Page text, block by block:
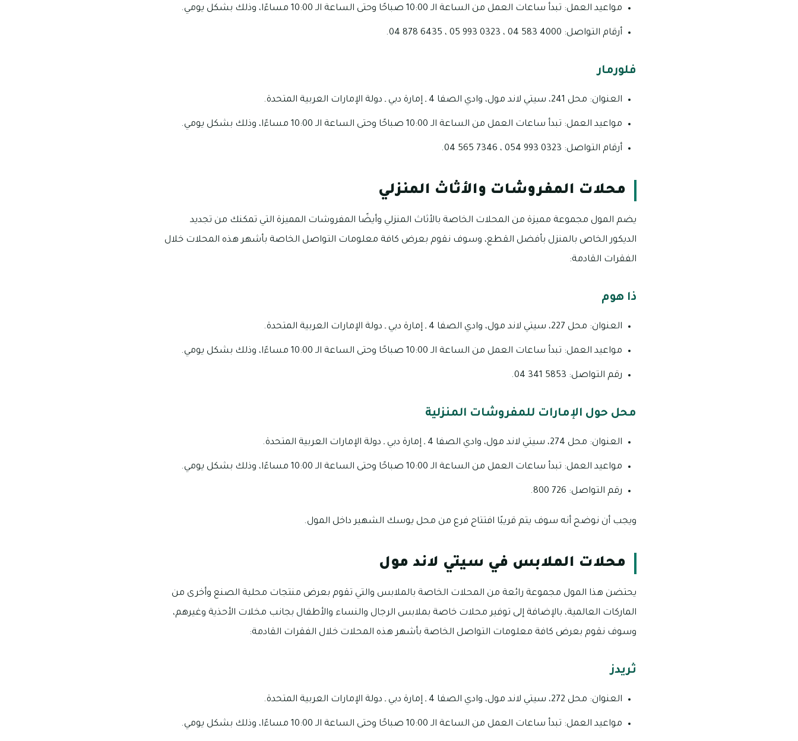
مواعيد العمل: تبدأ ساعات العمل من الساعة الـ 10:00 صباحًا وحتى الساعة الـ 10:00 مساءًا، وذلك بشكل يومي.
أرقام التواصل: 4000 583 04 ، 0323 993 05 ، 6435 878 04.
فلورمار
العنوان: محل 241، سيتي لاند مول، وادي الصفا 4 ـ إمارة دبي ـ دولة الإمارات العربية المتحدة.
مواعيد العمل: تبدأ ساعات العمل من الساعة الـ 10:00 صباحًا وحتى الساعة الـ 10:00 مساءًا، وذلك بشكل يومي.
أرقام التواصل: 0323 993 054 ، 7346 565 04.
محلات المفروشات والأثاث المنزلي
يضم المول مجموعة مميزة من المحلات الخاصة بالأثاث المنزلي وأيضًا المفروشات المميزة التي تمكنك من تجديد
الديكور الخاص بالمنزل بأفضل القطع، وسوف نقوم بعرض كافة معلومات التواصل الخاصة بأشهر هذه المحلات خلال
الفقرات القادمة:
ذا هوم
العنوان: محل 227، سيتي لاند مول، وادي الصفا 4 ـ إمارة دبي ـ دولة الإمارات العربية المتحدة.
مواعيد العمل: تبدأ ساعات العمل من الساعة الـ 10:00 صباحًا وحتى الساعة الـ 10:00 مساءًا، وذلك بشكل يومي.
رقم التواصل: 5853 341 04.
محل حول الإمارات للمفروشات المنزلية
العنوان: محل 274، سيتي لاند مول، وادي الصفا 4 ـ إمارة دبي ـ دولة الإمارات العربية المتحدة.
مواعيد العمل: تبدأ ساعات العمل من الساعة الـ 10:00 صباحًا وحتى الساعة الـ 10:00 مساءًا، وذلك بشكل يومي.
رقم التواصل: 726 800.
ويجب أن نوضح أنه سوف يتم قريبًا افتتاح فرع من محل يوسك الشهير داخل المول.
محلات الملابس في سيتي لاند مول
يحتضن هذا المول مجموعة رائعة من المحلات الخاصة بالملابس والتي تقوم بعرض منتجات محلية الصنع وأخرى من
الماركات العالمية، بالإضافة إلى توفير محلات خاصة بملابس الرجال والنساء والأطفال بجانب مخلات الأحذية وغيرهم،
وسوف نقوم بعرض كافة معلومات التواصل الخاصة بأشهر هذه المحلات خلال الفقرات القادمة:
ثريدز
العنوان: محل 272، سيتي لاند مول، وادي الصفا 4 ـ إمارة دبي ـ دولة الإمارات العربية المتحدة.
مواعيد العمل: تبدأ ساعات العمل من الساعة الـ 10:00 صباحًا وحتى الساعة الـ 10:00 مساءًا، وذلك بشكل يومي.